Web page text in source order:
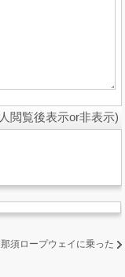
那須ロープウェイに乗った